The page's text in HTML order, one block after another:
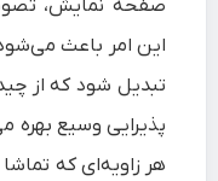
صفحه نمایش،
این امر باعث می‌شود
تبدیل شود که از
پذیرایی وسیع بهره
هر زاویه‌ای که